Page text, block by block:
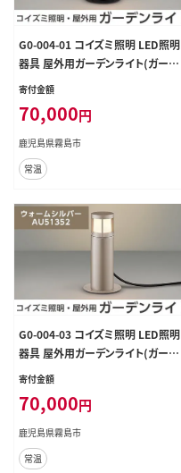
G0-004-01 コイズミ照明 LED照明
器具 屋外用ガーデンライト(ガード
タイプ)ブラック【国分電機】
寄付金額
70,000円
鹿児島県霧島市
常温
G0-004-03 コイズミ照明 LED照明
器具 屋外用ガーデンライト(ガード
タイプ)ウォームシルバー【国分電機】
寄付金額
70,000円
鹿児島県霧島市
常温